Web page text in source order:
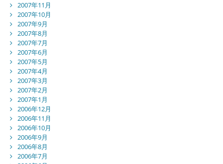
2007年11月
2007年10月
2007年9月
2007年8月
2007年7月
2007年6月
2007年5月
2007年4月
2007年3月
2007年2月
2007年1月
2006年12月
2006年11月
2006年10月
2006年9月
2006年8月
2006年7月